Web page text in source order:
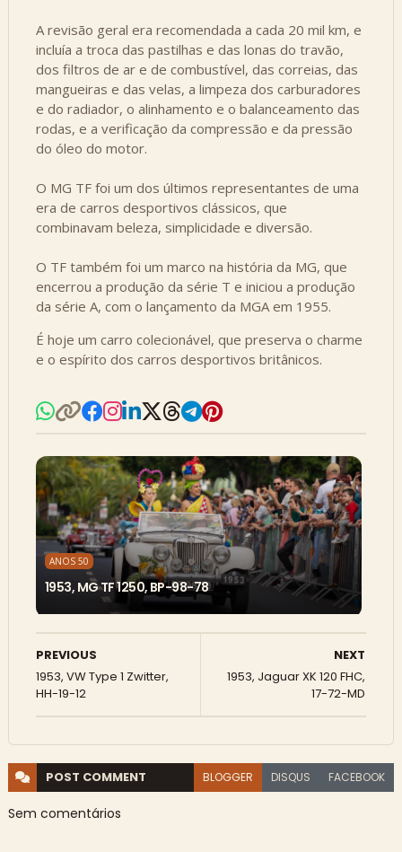
A revisão geral era recomendada a cada 20 mil km, e
incluía a troca das pastilhas e das lonas do travão,
dos filtros de ar e de combustível, das correias, das
mangueiras e das velas, a limpeza dos carburadores
e do radiador, o alinhamento e o balanceamento das
rodas, e a verificação da compressão e da pressão
do óleo do motor.
O MG TF foi um dos últimos representantes de uma
era de carros desportivos clássicos, que
combinavam beleza, simplicidade e diversão.
O TF também foi um marco na história da MG, que
encerrou a produção da série T e iniciou a produção
da série A, com o lançamento da MGA em 1955.
É hoje um carro colecionável, que preserva o charme
e o espírito dos carros desportivos britânicos.
ANOS 50
1953, MG TF 1250, BP-98-78
NEXT
1953, Jaguar XK 120 FHC,
17-72-MD
PREVIOUS
1953, VW Type 1 Zwitter,
HH-19-12
POST COMMENT BLOGGER DISQUS FACEBOOK
Sem comentários